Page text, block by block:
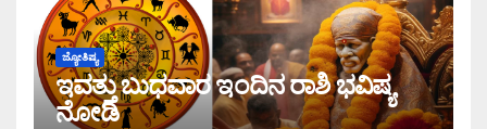
ಜ್ಯೋತಿಷ್ಯ
ಇವತ್ತು ಬುಧವಾರ ಇಂದಿನ ರಾಶಿ ಭವಿಷ್ಯ
ನೋಡಿ